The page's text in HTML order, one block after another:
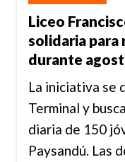
Liceo
solidaria
durante
La iniciativa se
Terminal y
diaria de 150
Paysandú. Las